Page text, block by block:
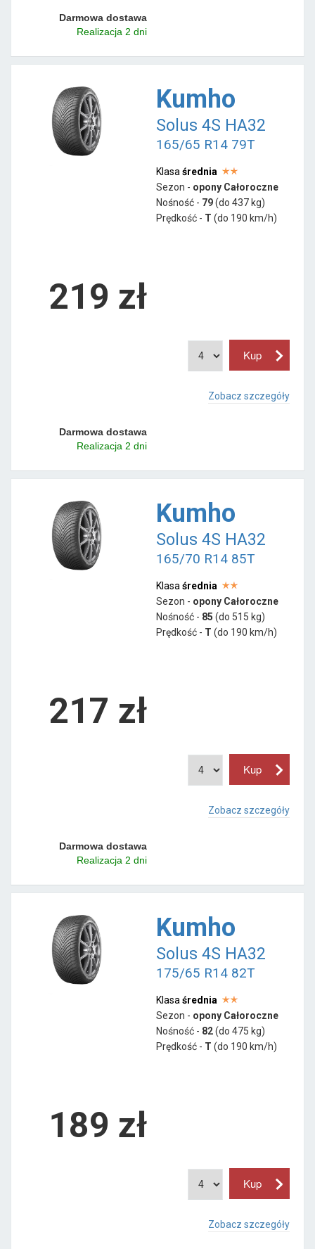
Darmowa dostawa
Realizacja 2 dni
Kumho
Solus 4S HA32
165/65 R14 79T
Klasa średnia
Sezon - opony Całoroczne
Nośność - 79(do 437 kg)
Prędkość - T (do 190 km/h)
219 zł
Zobacz szczegóły
Darmowa dostawa
Realizacja 2 dni
Kumho
Solus 4S HA32
165/70 R14 85T
Klasa średnia
Sezon - opony Całoroczne
Nośność - 85 (do 515 kg)
Prędkość - T (do 190 km/h)
217 zł
Zobacz szczegóły
Darmowa dostawa
Realizacja 2 dni
Kumho
Solus 4S HA32
175/65 R14 82T
Klasa średnia
Sezon - opony Całoroczne
Nośność - 82(do 475 kg)
Prędkość - T (do 190 km/h)
189 zł
Zobacz szczegóły